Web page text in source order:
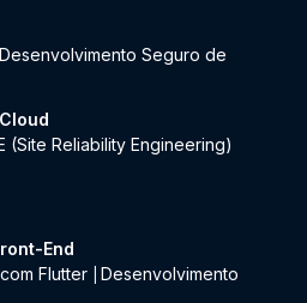
Seguro de
(Site Reliability Engineering)
End
Flutter
Desenvolvimento